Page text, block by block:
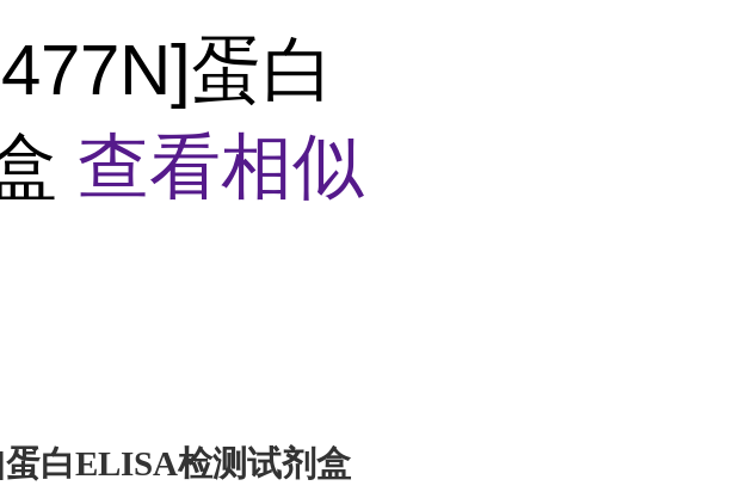
蛋白
查看相似
白ELISA检测试剂盒